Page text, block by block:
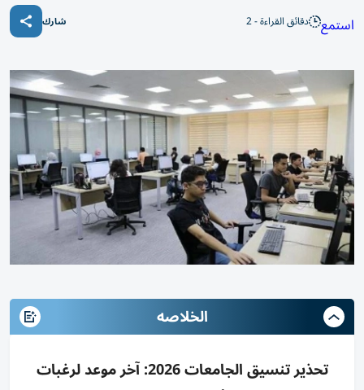
استمع دقائق القراءة - 2 شارك
الخلاصه
تحذير تنسيق الجامعات 2026: آخر موعد لرغبات